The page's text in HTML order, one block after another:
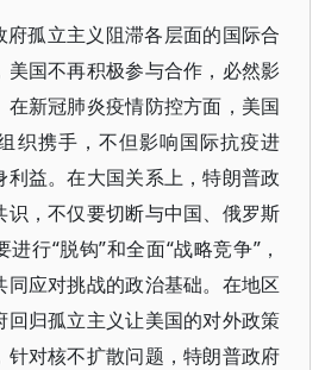
府孤立主义阻滞各层面的国际合
美国不再积极参与合作，必然影
新冠肺炎疫情防控方面，美国
织携手，不但影响国际抗疫进
益。在大国关系上，特朗普政
识，不仅要切断与中国、俄罗斯
行“脱钩”和全面“战略竞争”，
同应对挑战的政治基础。在地区
回归孤立主义让美国的对外政策
针对核不扩散问题，特朗普政府